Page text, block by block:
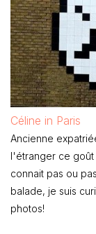
Céline in Paris
Ancienne
l'étranger ce
connait pas ou
balade, je suis
photos!